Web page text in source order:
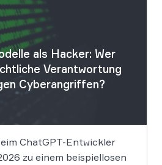
Nach Angaben
[…]
als Hacker: Wer
Verantwortung
Cyberangriffen?
ChatGPT-Entwickler
zu einem beispiellosen